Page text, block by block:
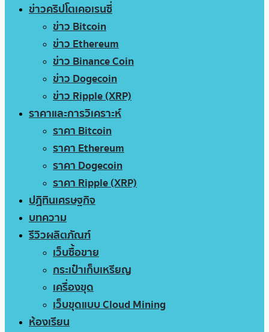
ข่าวคริปโตเคอเรนซี่
ข่าว Bitcoin
ข่าว Ethereum
ข่าว Binance Coin
ข่าว Dogecoin
ข่าว Ripple (XRP)
ราคาและการวิเคราะห์
ราคา Bitcoin
ราคา Ethereum
ราคา Dogecoin
ราคา Ripple (XRP)
ปฏิทินเศรษฐกิจ
บทความ
รีวิวผลิตภัณฑ์
เว็บซื้อขาย
กระเป๋าเก็บเหรียญ
เครื่องขุด
เว็บขุดแบบ Cloud Mining
ห้องเรียน